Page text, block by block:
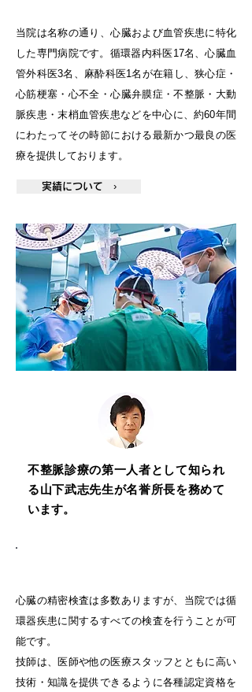
当院は名称の通り、心臓および血管疾患に特化
した専門病院です。循環器内科医17名、心臓血
管外科医3名、麻酔科医1名が在籍し、狭心症・
心筋梗塞・心不全・心臓弁膜症・不整脈・大動
脈疾患・末梢血管疾患などを中心に、約60年間
にわたってその時節における最新かつ最良の医
療を提供しております。
実績について ›
不整脈診療の第一人者として知られ
る山下武志先生が名誉所長を務めて
います。
心臓の精密検査は多数ありますが、当院では循
環器疾患に関するすべての検査を行うことが可
能です。
技師は、医師や他の医療スタッフとともに高い
技術・知識を提供できるように各種認定資格を